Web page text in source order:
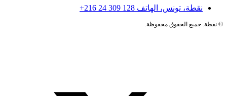
نقطة، تونس، الهاتف +216 24 309 128
©نقطة. جميع الحقوق محفوظة.